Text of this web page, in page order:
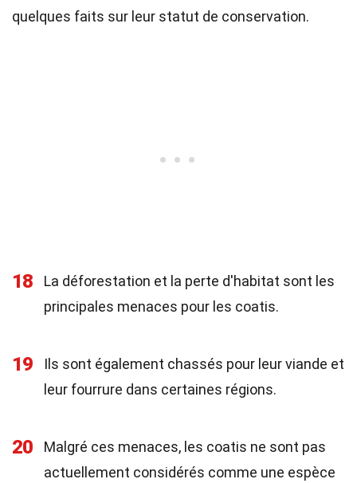
quelques faits sur leur statut de conservation.
18
La déforestation et la perte d'habitat sont les
principales menaces pour les coatis.
19
Ils sont également chassés pour leur viande et
leur fourrure dans certaines régions.
20
Malgré ces menaces, les coatis ne sont pas
actuellement considérés comme une espèce